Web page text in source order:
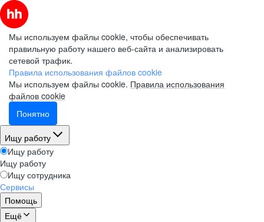
Мы используем файлы cookie, чтобы обеспечивать
правильную работу нашего веб-сайта и анализировать
сетевой трафик.
Правила использования файлов cookie
Мы используем файлы cookie. Правила использования
файлов cookie
Понятно
Ищу работу
Ищу работу
Ищу работу
Ищу сотрудника
Сервисы
Помощь
Ещё